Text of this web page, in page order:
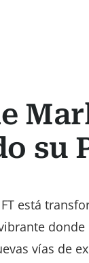
su
está
vías de